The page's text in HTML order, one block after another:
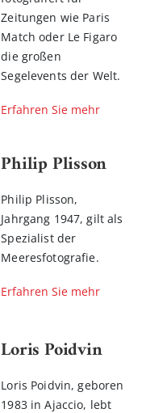
Zeitungen wie Paris
Match oder Le Figaro
die großen
Segelevents der Welt.
Erfahren Sie mehr
Philip Plisson
Philip Plisson,
Jahrgang 1947, gilt als
Spezialist der
Meeresfotografie.
Erfahren Sie mehr
Loris Poidvin
Loris Poidvin, geboren
1983 in Ajaccio, lebt